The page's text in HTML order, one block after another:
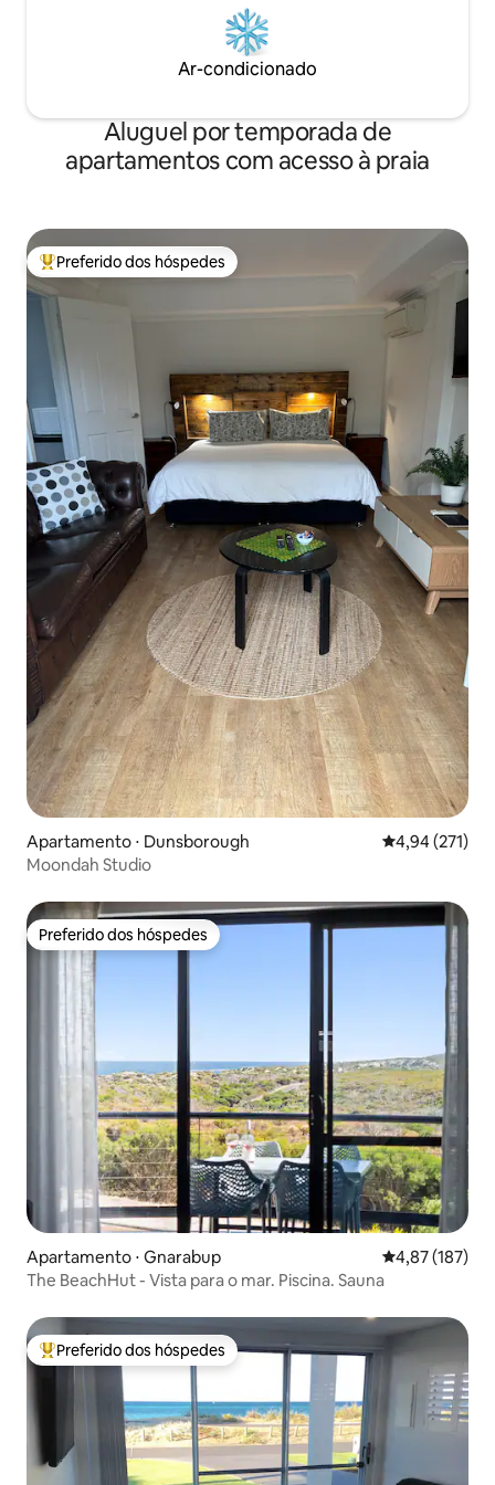
Ar-condicionado
Aluguel por temporada de
apartamentos com acesso à praia
Entre os melhores preferidos dos hóspedes
Preferido dos hóspedes
Apartamento ⋅ Dunsborough 4,94 de uma
4,94 (271)
Moondah Studio
Preferido dos hóspedes
Preferido dos hóspedes
Apartamento ⋅ Gnarabup 4,87 de uma
4,87 (187)
The BeachHut - Vista para o mar. Piscina. Sauna
Entre os melhores preferidos dos hóspedes
Preferido dos hóspedes